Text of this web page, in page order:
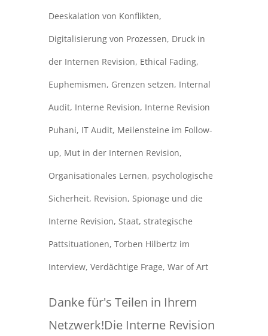
Deeskalation von Konflikten,
Digitalisierung von Prozessen, Druck in
der Internen Revision, Ethical Fading,
Euphemismen, Grenzen setzen, Internal
Audit, Interne Revision, Interne Revision
Puhani, IT Audit, Meilensteine im Follow-
up, Mut in der Internen Revision,
Organisationales Lernen, psychologische
Sicherheit, Revision, Spionage und die
Interne Revision, Staat, strategische
Pattsituationen, Torben Hilbertz im
Interview, Verdächtige Frage, War of Art
Danke für's Teilen in Ihrem
Netzwerk!Die Interne Revision